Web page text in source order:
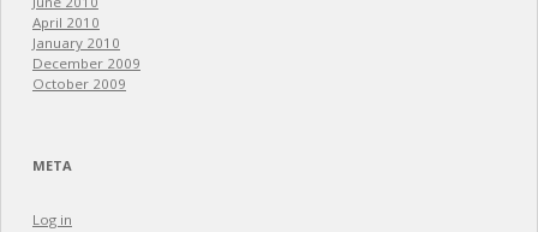
April 2010
January 2010
December 2009
October 2009
META
Log in